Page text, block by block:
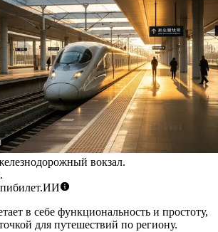
вокзал.
в себе функциональность и простоту,
для путешествий по региону.